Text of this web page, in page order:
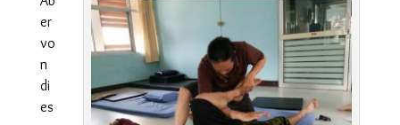
er
vo
n
di
es